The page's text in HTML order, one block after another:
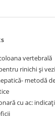
vertebrală
rinichi și
metodă
cu ac: